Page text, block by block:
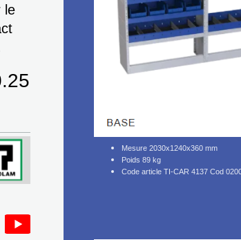
Mesure 2030x1240x360 mm
Poids 89 kg
Code article TI-CAR 4137 Cod
le